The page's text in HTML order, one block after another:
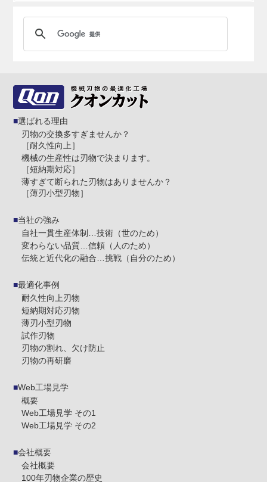
選ばれる理由
刃物の交換多すぎませんか？
［耐久性向上］
機械の生産性は刃物で決まります。
［短納期対応］
薄すぎて断られた刃物はありませんか？
［薄刃小型刃物］
当社の強み
自社一貫生産体制…技術（世のため）
変わらない品質…信頼（人のため）
伝統と近代化の融合…挑戦（自分のため）
最適化事例
耐久性向上刃物
短納期対応刃物
薄刃小型刃物
試作刃物
刃物の割れ、欠け防止
刃物の再研磨
Web工場見学
概要
Web工場見学 その1
Web工場見学 その2
会社概要
会社概要
100年刃物企業の歴史